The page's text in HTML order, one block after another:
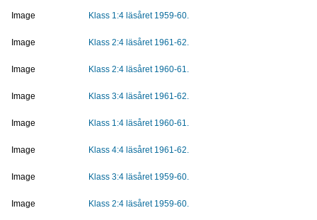
Image Klass 1:4 läsåret 1959-60.
Image Klass 2:4 läsåret 1961-62.
Image Klass 2:4 läsåret 1960-61.
Image Klass 3:4 läsåret 1961-62.
Image Klass 1:4 läsåret 1960-61.
Image Klass 4:4 läsåret 1961-62.
Image Klass 3:4 läsåret 1959-60.
Image Klass 2:4 läsåret 1959-60.